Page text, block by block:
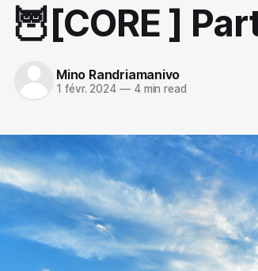
🦉[CORE ]
Mino Randriamanivo
1 févr. 2024 —4 min read